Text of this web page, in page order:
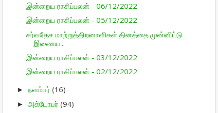
இன்றைய ராசிப்பலன் - 06/12/2022
இன்றைய ராசிப்பலன் - 05/12/2022
சர்வதேச மாற்றுத்திறனாளிகள் தினத்தை முன்னிட்டு
இணைய...
இன்றைய ராசிப்பலன் - 03/12/2022
இன்றைய ராசிப்பலன் - 02/12/2022
► நவம்பர் (16)
► அக்டோபர் (94)